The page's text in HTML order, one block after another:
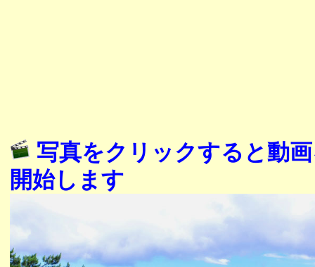
写真をクリックすると動
開始します